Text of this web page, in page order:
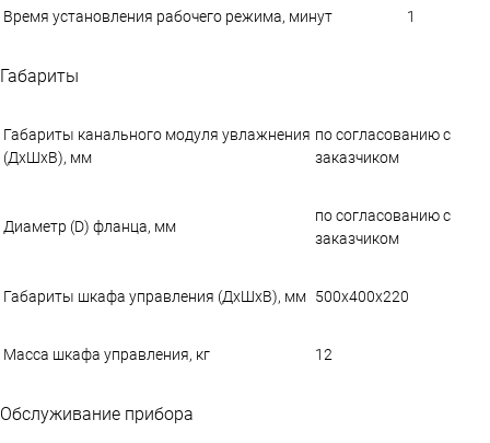
Время установления рабочего режима, минут 1
Габариты
Габариты канального модуля увлажнения
(ДхШхВ), мм
по согласованию с
заказчиком
Диаметр (D) фланца, мм
по согласованию с
заказчиком
Габариты шкафа управления (ДхШхВ), мм 500x400x220
Масса шкафа управления, кг 12
Обслуживание прибора